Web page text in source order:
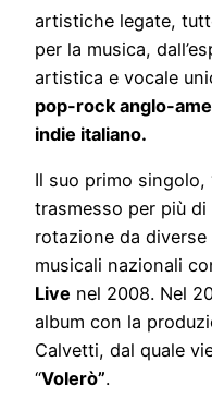
artistiche legate,
per la musica,
artistica e vocale
pop-rock anglo-
indie italiano.
Il suo primo singolo,
trasmesso per più
rotazione da
musicali nazionali
Live nel 2008. Nel
album con la
Calvetti, dal quale
“Volerò”.